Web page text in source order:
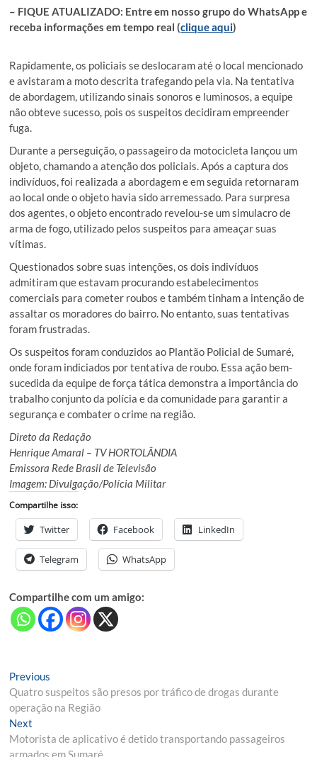
– FIQUE ATUALIZADO: Entre em nosso grupo do WhatsApp e
receba informações em tempo real (clique aqui)
Rapidamente, os policiais se deslocaram até o local mencionado
e avistaram a moto descrita trafegando pela via. Na tentativa
de abordagem, utilizando sinais sonoros e luminosos, a equipe
não obteve sucesso, pois os suspeitos decidiram empreender
fuga.
Durante a perseguição, o passageiro da motocicleta lançou um
objeto, chamando a atenção dos policiais. Após a captura dos
indivíduos, foi realizada a abordagem e em seguida retornaram
ao local onde o objeto havia sido arremessado. Para surpresa
dos agentes, o objeto encontrado revelou-se um simulacro de
arma de fogo, utilizado pelos suspeitos para ameaçar suas
vítimas.
Questionados sobre suas intenções, os dois indivíduos
admitiram que estavam procurando estabelecimentos
comerciais para cometer roubos e também tinham a intenção de
assaltar os moradores do bairro. No entanto, suas tentativas
foram frustradas.
Os suspeitos foram conduzidos ao Plantão Policial de Sumaré,
onde foram indiciados por tentativa de roubo. Essa ação bem-
sucedida da equipe de força tática demonstra a importância do
trabalho conjunto da polícia e da comunidade para garantir a
segurança e combater o crime na região.
Direto da Redação
Henrique Amaral – TV HORTOLÂNDIA
Emissora Rede Brasil de Televisão
Imagem: Divulgação/Polícia Militar
Compartilhe isso:
Twitter Facebook LinkedIn
Telegram WhatsApp
Compartilhe com um amigo:
Navegação
de
Post
Previous
post:
Quatro suspeitos são presos por tráfico de drogas durante
operação na Região
Next
post:
Motorista de aplicativo é detido transportando passageiros
armados em Sumaré